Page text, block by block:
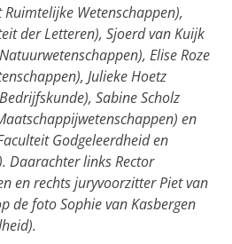
Wetenschappen),
der Letteren), Sjoerd van Kuijk
Elise Roze
Julieke Hoetz
Sabine Scholz
en
Godgeleerdheid en
Daarachter links Rector
en rechts juryvoorzitter Piet van
de foto Sophie van Kasbergen